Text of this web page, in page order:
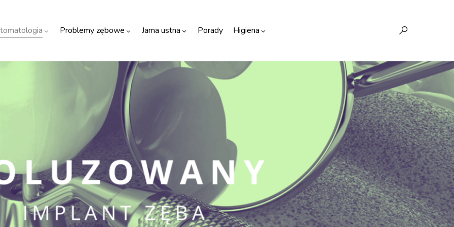
Problemy zębowe Jama ustna Porady Higiena